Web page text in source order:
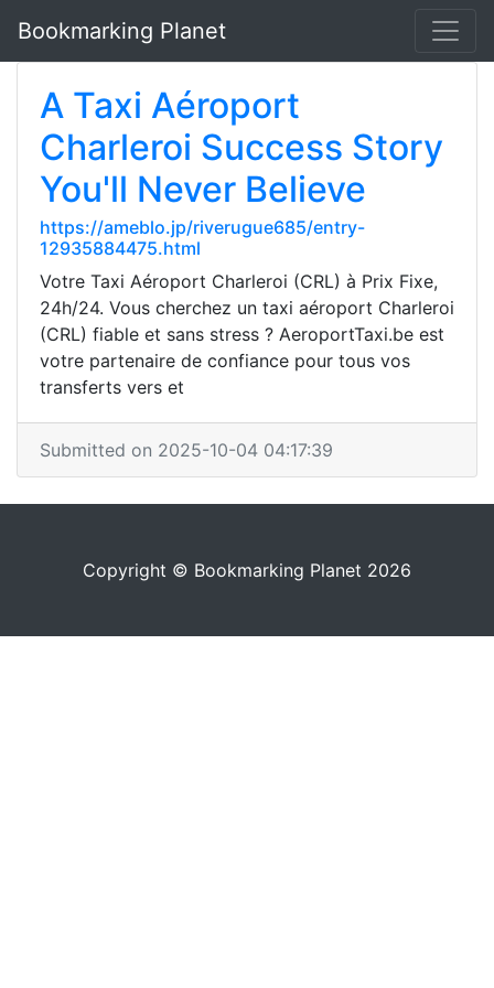
Bookmarking Planet
A Taxi Aéroport
Charleroi Success Story
You'll Never Believe
https://ameblo.jp/riverugue685/entry-
12935884475.html
Votre Taxi Aéroport Charleroi (CRL) à Prix Fixe,
24h/24. Vous cherchez un taxi aéroport Charleroi
(CRL) fiable et sans stress ? AeroportTaxi.be est
votre partenaire de confiance pour tous vos
transferts vers et
Submitted on 2025-10-04 04:17:39
Copyright © Bookmarking Planet 2026